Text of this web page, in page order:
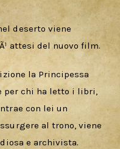
deserto viene
attesi del nuovo film.
la Principessa
per chi ha letto i libri,
con lei un
al trono, viene
e archivista.